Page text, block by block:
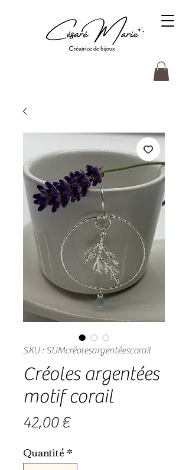
SKU : SUMcréolesargentéescorail
Créoles argentées
motif corail
42,00 €Prix
Quantité *